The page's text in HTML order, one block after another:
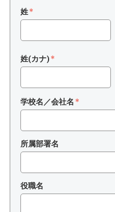
姓
姓(カナ)
学校名／会社名
所属部署名
役職名